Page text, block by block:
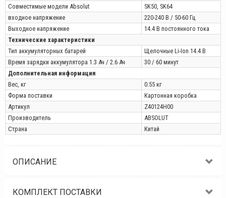
Совместимые модели Absolut
SK50, SK64
входное напряжение
220-240 В / 50-60 Гц
Выходное напряжение
14.4 В постоянного тока
Технические характеристики
Тип аккумуляторных батарей
Щелочные Li-Ion 14.4 В
Время зарядки аккумулятора 1.3 Ач / 2.6 Ач
30 / 60 минут
Дополнительная информация
Вес, кг
0.55 кг
Форма поставки
Картонная коробка
Артикул
Z40124H00
Производитель
ABSOLUT
Страна
Китай
ОПИСАНИЕ
КОМПЛЕКТ ПОСТАВКИ